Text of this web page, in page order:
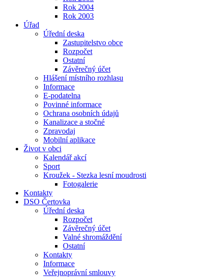
Rok 2004
Rok 2003
Úřad
Úřední deska
Zastupitelstvo obce
Rozpočet
Ostatní
Závěrečný účet
Hlášení místního rozhlasu
Informace
E-podatelna
Povinné informace
Ochrana osobních údajů
Kanalizace a stočné
Zpravodaj
Mobilní aplikace
Život v obci
Kalendář akcí
Sport
Kroužek - Stezka lesní moudrosti
Fotogalerie
Kontakty
DSO Čertovka
Úřední deska
Rozpočet
Závěrečný účet
Valné shromáždění
Ostatní
Kontakty
Informace
Veřejnoprávní smlouvy